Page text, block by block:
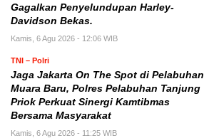
Gagalkan Penyelundupan Harley-
Davidson Bekas.
Kamis, 6 Agu 2026 - 12:06 WIB
TNI – Polri
Jaga Jakarta On The Spot di Pelabuhan
Muara Baru, Polres Pelabuhan Tanjung
Priok Perkuat Sinergi Kamtibmas
Bersama Masyarakat
Kamis, 6 Agu 2026 - 11:25 WIB